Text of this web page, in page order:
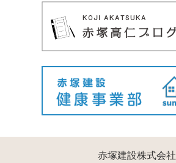
赤塚建設株式会社